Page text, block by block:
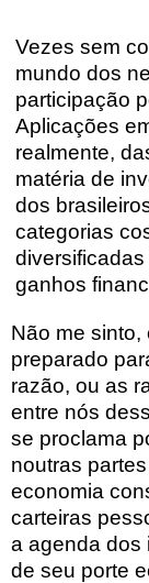
Vezes sem
mundo dos
participação
Aplicações
realmente,
matéria de
dos
categorias
ganhos
Não me sinto,
preparado
razão, ou as
entre nós
se proclama
noutras
economia
carteiras
a agenda dos
de seu porte